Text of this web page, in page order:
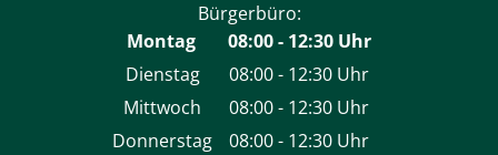
Bürgerbüro:
Montag
08:00- 12:30Uhr
Von 08:00 bis 12:30
Dienstag 08:00- 12:30 Uhr
Von 08:00 bis 12:30 Uhr
Mittwoch 08:00- 12:30 Uhr
Von 08:00 bis 12:30 Uhr
Donnerstag 08:00- 12:30 Uhr